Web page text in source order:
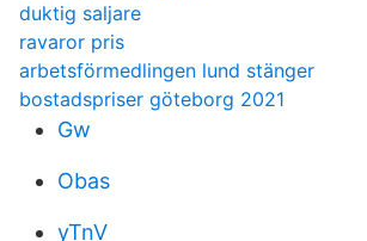
duktig saljare
ravaror pris
arbetsförmedlingen lund stänger
bostadspriser göteborg 2021
Gw
Obas
yTnV